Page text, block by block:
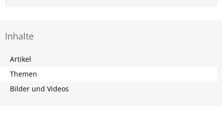
Inhalte
Artikel
Themen
Bilder und Videos